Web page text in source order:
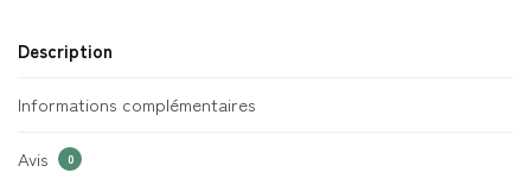
Description
Informations complémentaires
Avis 0